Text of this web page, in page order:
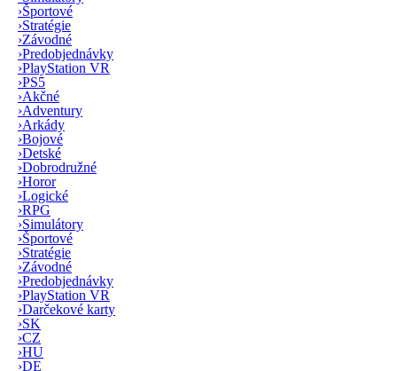
›Športové
›Stratégie
›Závodné
›Predobjednávky
›PlayStation VR
›PS5
›Akčné
›Adventury
›Arkády
›Bojové
›Detské
›Dobrodružné
›Horor
›Logické
›RPG
›Simulátory
›Športové
›Stratégie
›Závodné
›Predobjednávky
›PlayStation VR
›Darčekové karty
›SK
›CZ
›HU
›DE